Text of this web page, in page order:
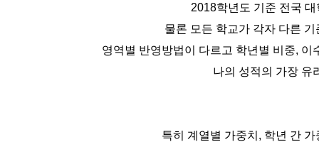
2018학년도 기준 전국
물론 모든 학교가 각자 다른
영역별 반영방법이 다르고 학년별 비중,
나의 성적의 가장 유
특히 계열별 가중치, 학년 간